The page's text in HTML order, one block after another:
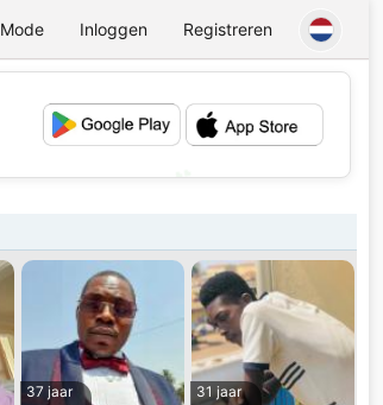
Mode Inloggen Registreren
37 jaar
31 jaar